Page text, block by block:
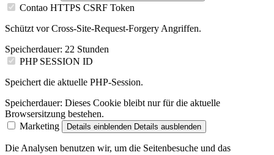
Contao HTTPS CSRF Token
Schützt vor Cross-Site-Request-Forgery Angriffen.
Speicherdauer: 22 Stunden
PHP SESSION ID
Speichert die aktuelle PHP-Session.
Speicherdauer: Dieses Cookie bleibt nur für die aktuelle
Browsersitzung bestehen.
Marketing
Details einblenden Details ausblenden
Die Analysen benutzen wir, um die Seitenbesuche und das